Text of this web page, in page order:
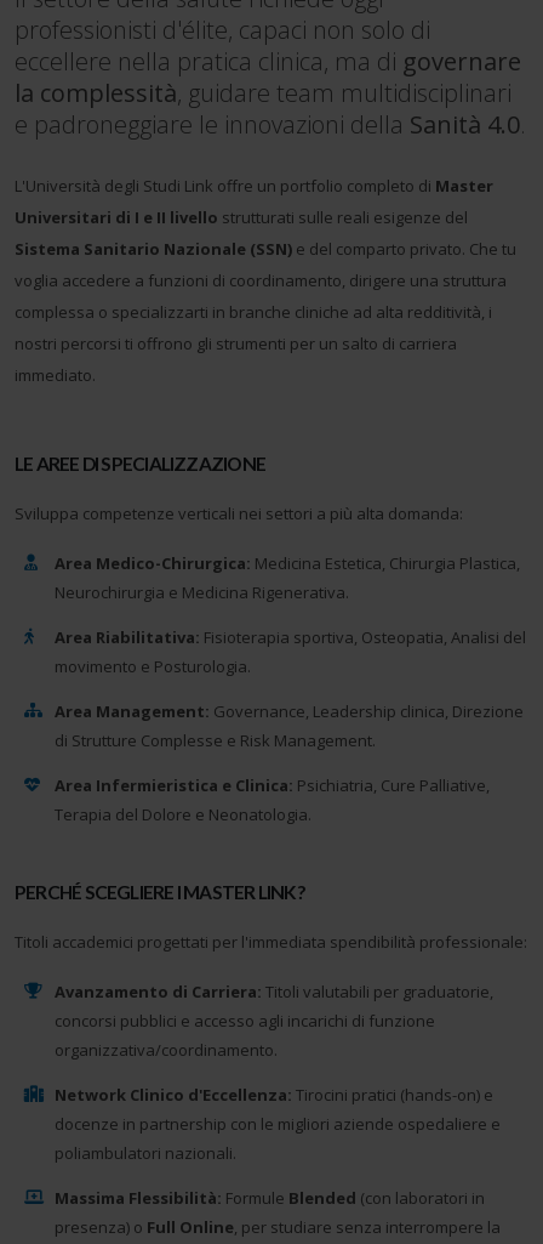
professionisti d'élite, capaci non solo di
eccellere nella pratica clinica, ma di governare
la complessità, guidare team multidisciplinari
e padroneggiare le innovazioni della Sanità 4.0.
L'Università degli Studi Link offre un portfolio completo di Master
Universitari di I e II livello strutturati sulle reali esigenze del
Sistema Sanitario Nazionale (SSN) e del comparto privato. Che tu
voglia accedere a funzioni di coordinamento, dirigere una struttura
complessa o specializzarti in branche cliniche ad alta redditività, i
nostri percorsi ti offrono gli strumenti per un salto di carriera
immediato.
LE AREE DI SPECIALIZZAZIONE
Sviluppa competenze verticali nei settori a più alta domanda:
Area Medico-Chirurgica: Medicina Estetica, Chirurgia Plastica,
Neurochirurgia e Medicina Rigenerativa.
Area Riabilitativa: Fisioterapia sportiva, Osteopatia, Analisi del
movimento e Posturologia.
Area Management: Governance, Leadership clinica, Direzione
di Strutture Complesse e Risk Management.
Area Infermieristica e Clinica: Psichiatria, Cure Palliative,
Terapia del Dolore e Neonatologia.
PERCHÉ SCEGLIERE I MASTER LINK?
Titoli accademici progettati per l'immediata spendibilità professionale:
Avanzamento di Carriera: Titoli valutabili per graduatorie,
concorsi pubblici e accesso agli incarichi di funzione
organizzativa/coordinamento.
Network Clinico d'Eccellenza: Tirocini pratici (hands-on) e
docenze in partnership con le migliori aziende ospedaliere e
poliambulatori nazionali.
Massima Flessibilità: Formule Blended (con laboratori in
presenza) o Full Online, per studiare senza interrompere la